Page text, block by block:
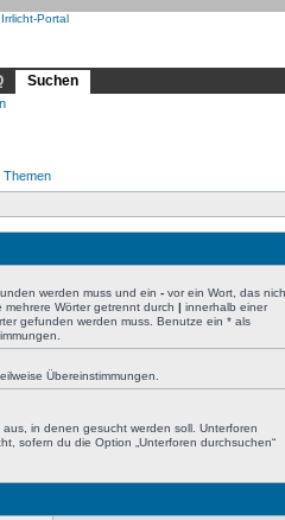
Suchen
Themen
werden muss und ein -vor ein Wort, das
Wörter getrennt durch | innerhalb einer
gefunden werden muss. Benutze ein * als
Übereinstimmungen.
in denen gesucht werden soll. Unterforen
sofern du die Option „Unterforen durchsuchen“